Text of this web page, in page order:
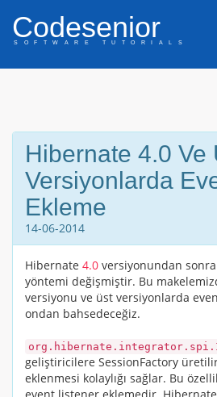
Codesenior
SOFTWARE TUTORIALS
Hibernate 4.0 Ve
Versiyonlarda
Ekleme
14-06-2014
Hibernate 4.0 versiyonundan sonra
yöntemi değişmiştir. Bu
versiyonu ve üst versiyonlarda
ondan bahsedeceğiz.
geliştiricilere SessionFactory
eklenmesi kolaylığı sağlar. Bu